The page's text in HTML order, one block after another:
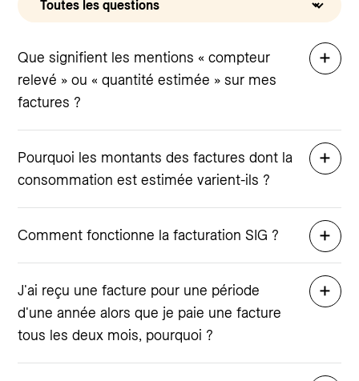
Que signifient les mentions « compteur
relevé » ou « quantité estimée » sur mes
factures ?
Pourquoi les montants des factures dont la
consommation est estimée varient-ils ?
Comment fonctionne la facturation SIG ?
J'ai reçu une facture pour une période
d'une année alors que je paie une facture
tous les deux mois, pourquoi ?